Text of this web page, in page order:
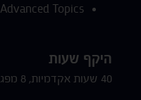
Advanced Topics
היקף שעות
40 שעות אקדמיות, 8 מפגשים.